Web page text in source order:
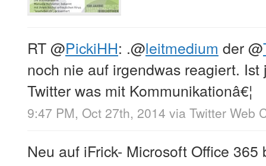
RT@PickiHH: .@leitmedium der@
noch nie auf irgendwas reagiert.
Twitter was mit Kommunikationâ€¦
9:47 PM, Oct 27th, 2014 via Twitter Web
Neu auf iFrick- Microsoft Office 365